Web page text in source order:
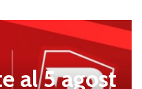
al 5 agost